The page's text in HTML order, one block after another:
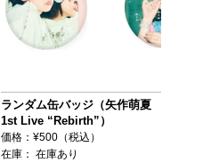
ランダム缶バッジ（矢作萌夏
1st Live “Rebirth”）
価格：¥500（税込）
在庫： 在庫あり